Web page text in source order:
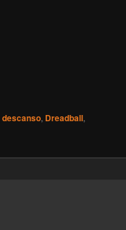
descanso, Dreadball,